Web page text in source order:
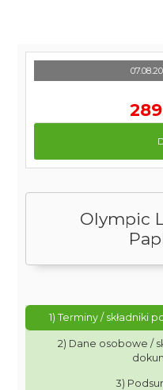
Olympic
1) Terminy / składniki
2) Dane osobowe /
3)